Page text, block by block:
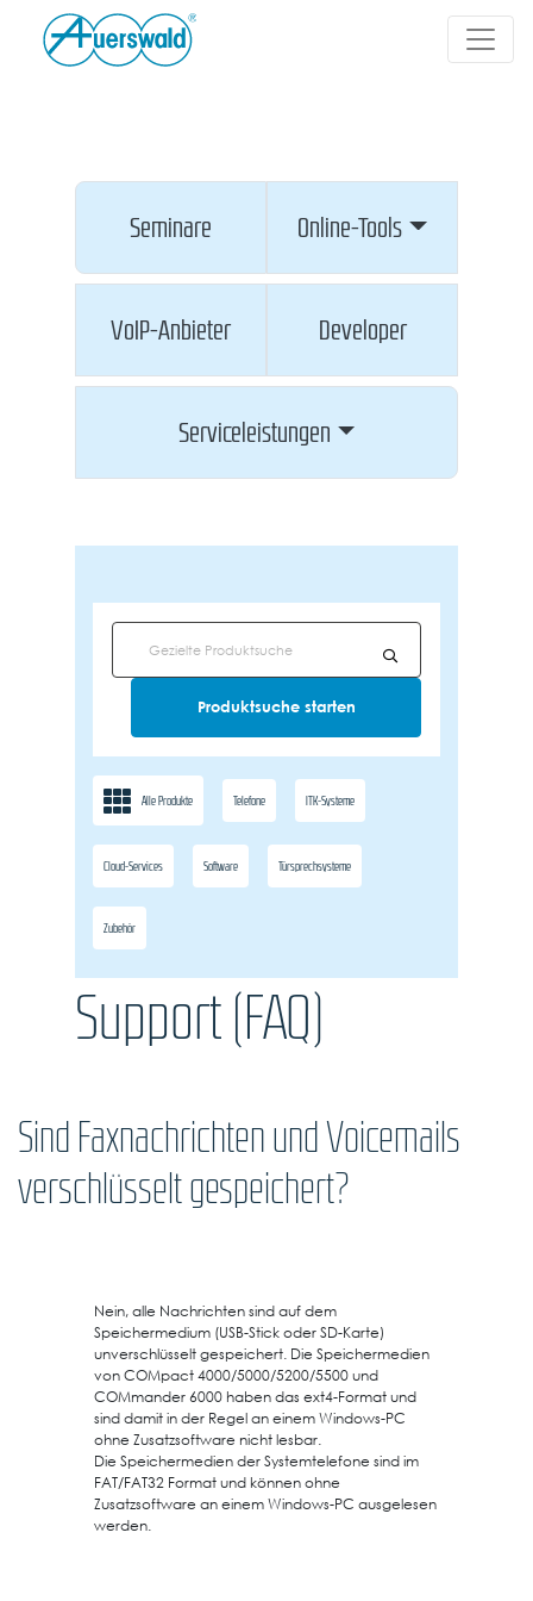
Seminare Online-Tools
VoIP-Anbieter Developer
Serviceleistungen
Alle Produkte Telefone ITK-Systeme
Cloud-Services Software Türsprechsysteme
Zubehör
Support (FAQ)
Sind Faxnachrichten und Voicemails
verschlüsselt gespeichert?
Nein, alle Nachrichten sind auf dem
Speichermedium (USB-Stick oder SD-Karte)
unverschlüsselt gespeichert. Die Speichermedien
von COMpact 4000/5000/5200/5500 und
COMmander 6000 haben das ext4-Format und
sind damit in der Regel an einem Windows-PC
ohne Zusatzsoftware nicht lesbar.
Die Speichermedien der Systemtelefone sind im
FAT/FAT32 Format und können ohne
Zusatzsoftware an einem Windows-PC ausgelesen
werden.